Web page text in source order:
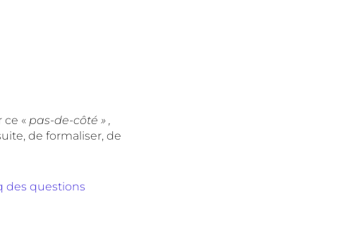
« pas-de-côté » ,
de formaliser, de
des questions